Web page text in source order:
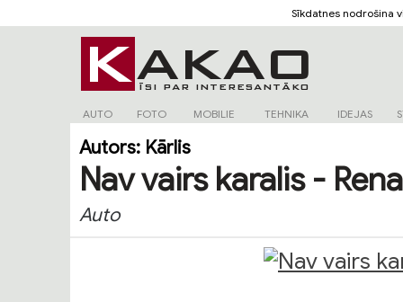
Sīkdatnes nodrošina
AUTO FOTO MOBILIE TEHNIKA IDEJAS
Autors: Kārlis
Nav vairs karalis -
Auto